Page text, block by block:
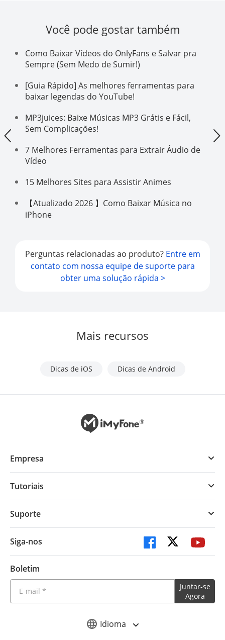
Você pode gostar também
Como Baixar Vídeos do OnlyFans e Salvar pra
Sempre (Sem Medo de Sumir!)
[Guia Rápido] As melhores ferramentas para
baixar legendas do YouTube!
MP3juices: Baixe Músicas MP3 Grátis e Fácil,
Sem Complicações!
7 Melhores Ferramentas para Extrair Áudio de
Vídeo
15 Melhores Sites para Assistir Animes
【Atualizado 2026 】Como Baixar Música no
iPhone
Perguntas relacionadas ao produto? Entre em
contato com nossa equipe de suporte para
obter uma solução rápida >
Mais recursos
Dicas de iOS Dicas de Android
Idioma
Empresa
Tutoriais
Suporte
Siga-nos
Boletim
Juntar-se
Agora